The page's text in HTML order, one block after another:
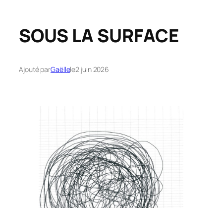
SOUS LA SURFACE
Ajouté parGaëllele2 juin 2026